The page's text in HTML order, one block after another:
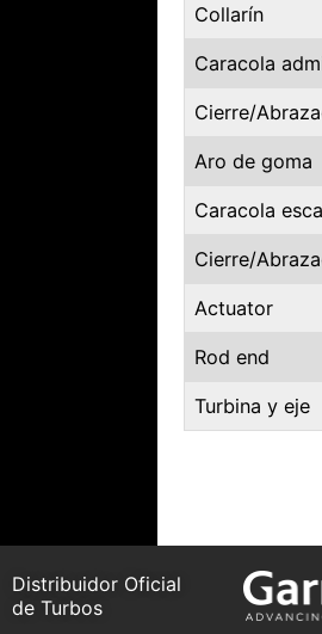
Collarín
Caracola
Cierre/
Aro de goma
Caracola
Cierre/
Actuator
Rod end
Turbina y eje
Distribuidor Oficial
de Turbos